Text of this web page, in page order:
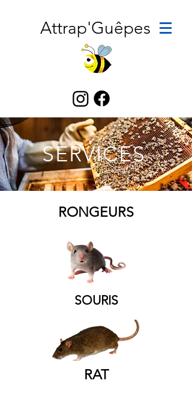
Attrap'Guêpes
SERVICES
RONGEURS
SOURIS
RAT